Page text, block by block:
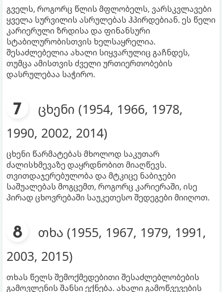
გველს, როგორც წლის მფლობელს, ვარსკვლავები
ყველა სურვილის ასრულებას ჰპირდებიან. ეს წელი
კარიერული ზრდისა და ფინანსური
სტაბილურობისთვის ხელსაყრელია.
შესაძლებელია ახალი სიყვარულიც გაჩნდეს,
თუმცა ამისთვის ძველი ურთიერთობების
დასრულებაა საჭირო.
ცხენი (1954, 1966, 1978,
1990, 2002, 2014)
ცხენი წარმატებას მხოლოდ საკუთარ
ძალისხმევაზე დაყრდნობით მიაღწევს.
თვითდაჯერებულობა და მტკიცე ნაბიჯები
საშუალებას მოგცემთ, როგორც კარიერაში, ისე
პირად ცხოვრებაში საუკეთესო შედეგები მიიღოთ.
თხა (1955, 1967, 1979, 1991,
2003, 2015)
თხას წელს შემოქმედებითი შესაძლებლობების
გამოვლენის შანსი ექნება. ახალი გამოწვევების